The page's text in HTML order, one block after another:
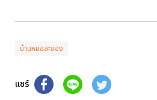
บ้านหมอละออง
แชร์